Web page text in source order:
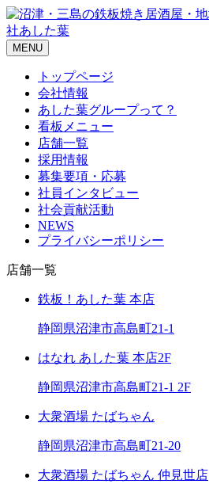
MENU
トップページ
会社情報
あした葉グループって？
看板メニュー
店舗一覧
採用情報
募集要項・応募
社員インタビュー
社会貢献活動
NEWS
プライバシーポリシー
店舗一覧
鉄板！あした葉 本店
静岡県沼津市高島町21-1
はなれ あした葉 本店2F
静岡県沼津市高島町21-1 2F
大衆酒場 たばちゃん
静岡県沼津市高島町21-20
大衆酒場 たばちゃん 仲見世店